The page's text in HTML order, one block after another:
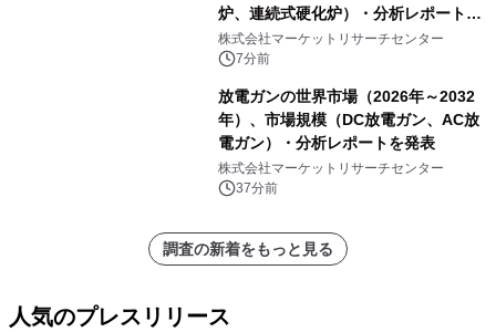
炉、連続式硬化炉）・分析レポートを
発表
株式会社マーケットリサーチセンター
7分前
放電ガンの世界市場（2026年～2032
年）、市場規模（DC放電ガン、AC放
電ガン）・分析レポートを発表
株式会社マーケットリサーチセンター
37分前
調査の新着をもっと見る
人気のプレスリリース